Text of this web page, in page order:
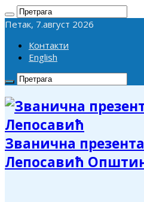
Петак, 7.август 2026
Контакти
English
Званична
Лепосавић